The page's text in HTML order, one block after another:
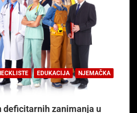
EDUKACIJA
NJEMAČKA
deficitarnih zanimanja u